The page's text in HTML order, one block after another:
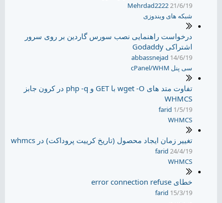
21/6/19
Mehrdad2222
شبکه های ویندوزی
درخواست راهنمایی نصب سورس گاردین بر روی سرور
اشتراکی Godaddy
14/6/19
abbassnejad
سی پنل cPanel/WHM
تفاوت متد های wget -O با GET و php -q در کرون جابز
WHMCS
1/5/19
farid
WHMCS
تغییر زمان ایجاد محصول (تاریخ کرییت پروداکت) در whmcs
24/4/19
farid
WHMCS
خطای error connection refuse
15/3/19
farid